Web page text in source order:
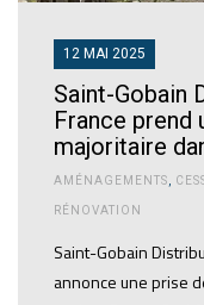
12 MAI 2025
Saint-Gobain
France prend
majoritaire
AMÉNAGEMENTS
RÉNOVATION
Saint-Gobain
annonce une prise